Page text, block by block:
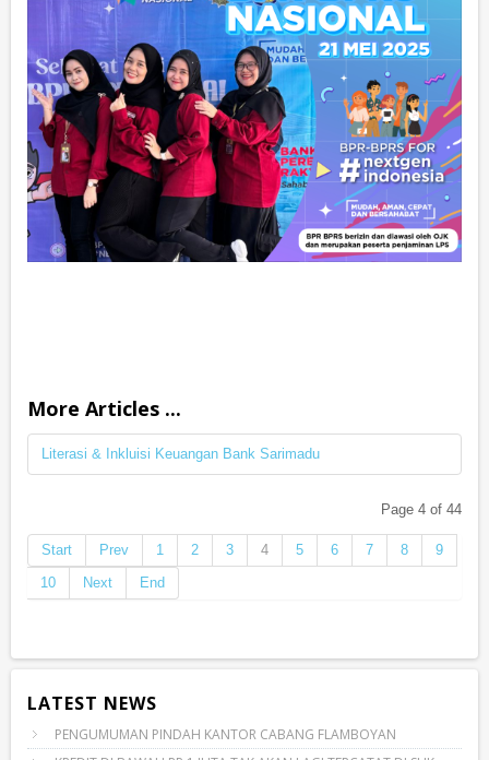
More Articles ...
Literasi & Inkluisi Keuangan Bank Sarimadu
Page 4 of 44
Start Prev 1 2 3 4 5 6 7 8
9
10
Next End
LATEST NEWS
PENGUMUMAN PINDAH KANTOR CABANG FLAMBOYAN